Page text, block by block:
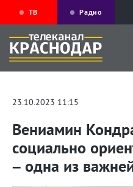
ТВ Радио
23.10.2023 11:15
Вениамин
социально
– одна из